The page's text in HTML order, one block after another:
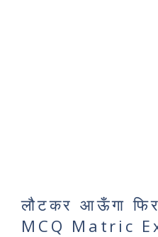
लौटकर आऊँगा फिर
MCQ Matric